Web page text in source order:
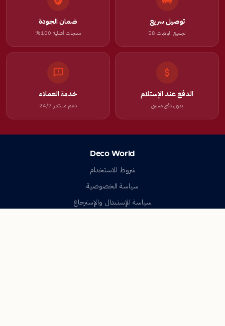
توصيل سريع
لجميع الولايات 58
ضمان الجودة
منتجات أصلية 100%
الدفع عند الإستلام
بدون دفع مسبق
خدمة العملاء
دعم مستمر 24/7
Deco World
شروط الاستخدام
سياسة الخصوصية
سياسة الإستبدال والإسترجاع